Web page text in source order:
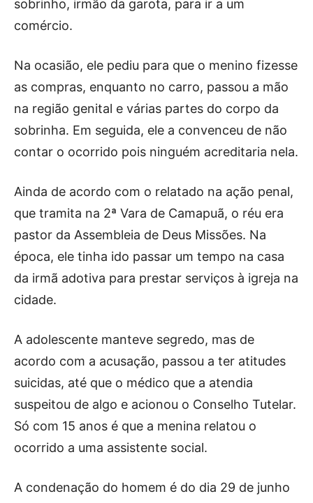
sobrinho, irmão da garota, para ir a um
comércio.
Na ocasião, ele pediu para que o menino fizesse
as compras, enquanto no carro, passou a mão
na região genital e várias partes do corpo da
sobrinha. Em seguida, ele a convenceu de não
contar o ocorrido pois ninguém acreditaria nela.
Ainda de acordo com o relatado na ação penal,
que tramita na 2ª Vara de Camapuã, o réu era
pastor da Assembleia de Deus Missões. Na
época, ele tinha ido passar um tempo na casa
da irmã adotiva para prestar serviços à igreja na
cidade.
A adolescente manteve segredo, mas de
acordo com a acusação, passou a ter atitudes
suicidas, até que o médico que a atendia
suspeitou de algo e acionou o Conselho Tutelar.
Só com 15 anos é que a menina relatou o
ocorrido a uma assistente social.
A condenação do homem é do dia 29 de junho